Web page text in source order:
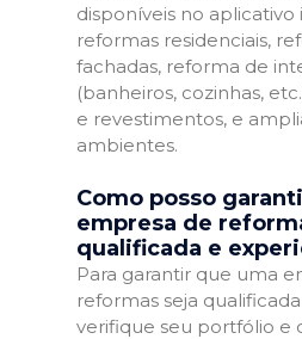
disponíveis no aplicativo
reformas residenciais,
fachadas, reforma de
(banheiros, cozinhas,
e revestimentos, e
ambientes.
Como posso
empresa de
qualificada e
Para garantir que uma
reformas seja
verifique seu portfólio e